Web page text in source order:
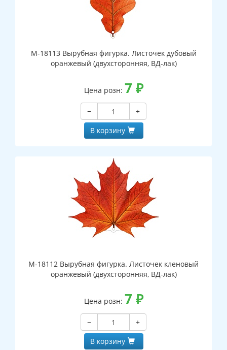
М-18113 Вырубная фигурка. Листочек дубовый
оранжевый (двухсторонняя, ВД-лак)
Цена розн: 7 ₽
−
+
В корзину
М-18112 Вырубная фигурка. Листочек кленовый
оранжевый (двухсторонняя, ВД-лак)
Цена розн: 7 ₽
−
+
В корзину